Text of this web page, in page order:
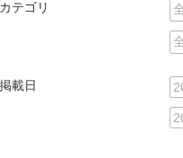
カテゴリ
掲載日